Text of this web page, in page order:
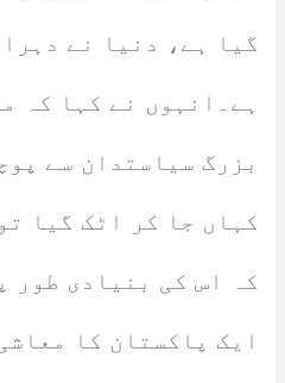
گیا ہے، دنیا نے
ہے۔انہوں نے کہا کہ
بزرگ سیاستدان سے
کہاں جا کر اٹک گیا
کہ اس کی بنیادی طور
ایک پاکستان کا